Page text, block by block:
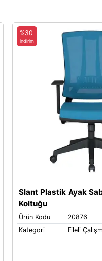
Slant Plastik Ayak
Koltuğu
Ürün Kodu
20876
Kategori
Fileli
%30
indirim